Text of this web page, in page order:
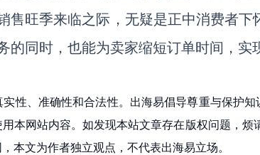
售旺季来临之际，无疑是正中消费者下
同时，也能为卖家缩短订单时间，实
性、准确性和合法性。出海易倡导尊重与保护
本网站内容。如发现本站文章存在版权问题，
本文为作者独立观点，不代表出海易立场。